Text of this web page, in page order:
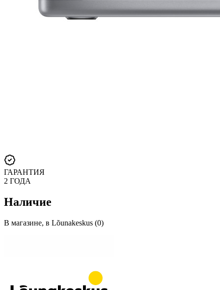
ГАРАНТИЯ
2 ГОДА
Наличие
В магазине, в Lõunakeskus (0)